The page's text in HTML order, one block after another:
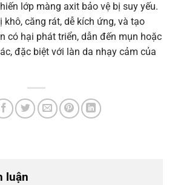
lớp màng axit bảo vệ bị suy yếu.
căng rát, dễ kích ứng, và tạo
có hại phát triển, dẫn đến mụn hoặc
đặc biệt với làn da nhạy cảm của
luận